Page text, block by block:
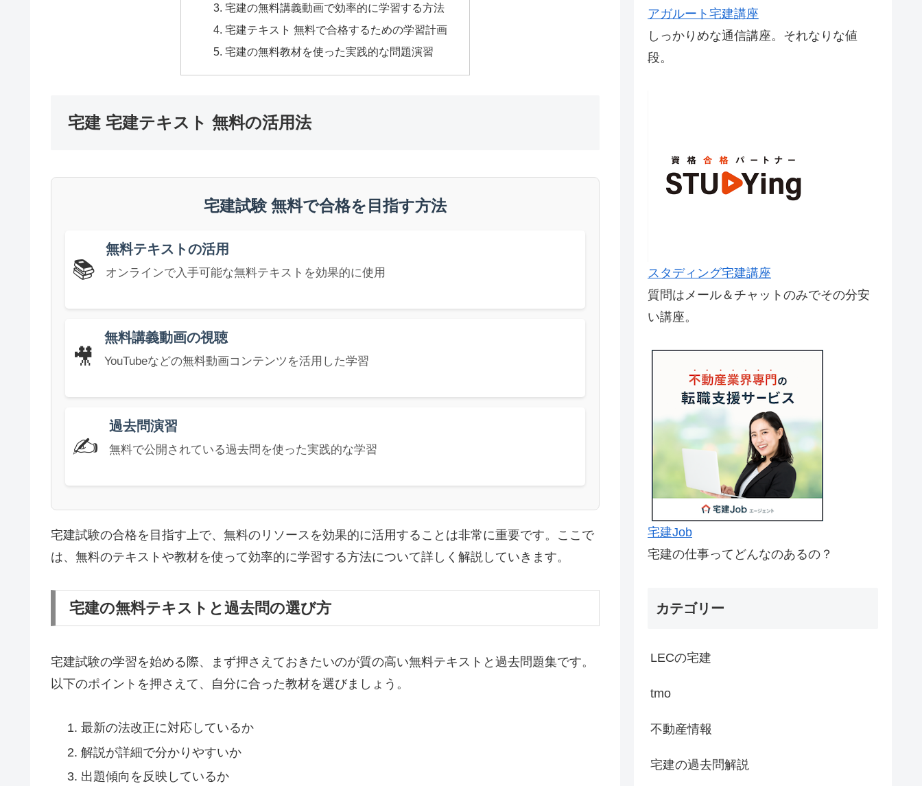
宅建の無料講義動画で効率的に学習する方法
宅建テキスト 無料で合格するための学習計画
宅建の無料教材を使った実践的な問題演習
宅建 宅建テキスト 無料の活用法
宅建試験 無料で合格を目指す方法
📚
無料テキストの活用
オンラインで入手可能な無料テキストを効果的に使用
🎥
無料講義動画の視聴
YouTubeなどの無料動画コンテンツを活用した学習
✍️
過去問演習
無料で公開されている過去問を使った実践的な学習
宅建試験の合格を目指す上で、無料のリソースを効果的に活用することは非常に重要です。ここで
は、無料のテキストや教材を使って効率的に学習する方法について詳しく解説していきます。
宅建の無料テキストと過去問の選び方
宅建試験の学習を始める際、まず押さえておきたいのが質の高い無料テキストと過去問題集です。
以下のポイントを押さえて、自分に合った教材を選びましょう。
最新の法改正に対応しているか
解説が詳細で分かりやすいか
出題傾向を反映しているか
アガルート宅建講座
しっかりめな通信講座。それなりな値
段。
スタディング宅建講座
質問はメール＆チャットのみでその分安
い講座。
宅建Job
宅建の仕事ってどんなのあるの？
カテゴリー
LECの宅建
tmo
不動産情報
宅建の過去問解説